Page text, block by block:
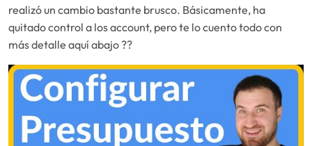
realizó un cambio bastante brusco. Básicamente, ha
quitado control a los account, pero te lo cuento todo con
más detalle aquí abajo ??